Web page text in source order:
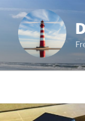
Inhalt
springen